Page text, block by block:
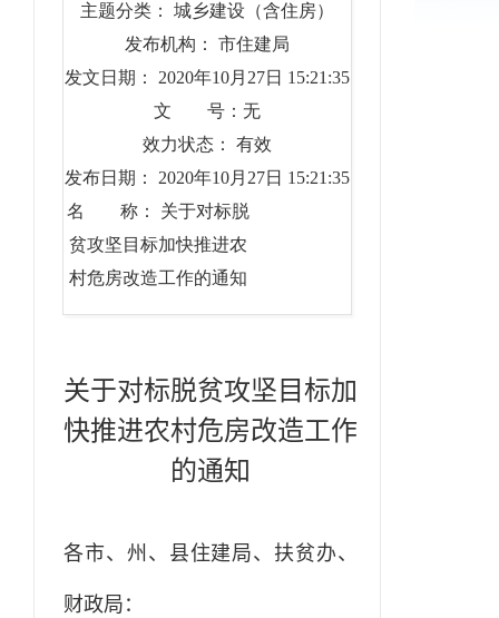
主题分类： 城乡建设（含住房）
发布机构： 市住建局
发文日期： 2020年10月27日 15:21:35
文 号：无
效力状态： 有效
发布日期： 2020年10月27日 15:21:35
名 称： 关于对标脱
贫攻坚目标加快推进农
村危房改造工作的通知
关于对标脱贫攻坚目标加
快推进农村危房改造工作
的通知
各市、州、县住建局、扶贫办、
财政局：